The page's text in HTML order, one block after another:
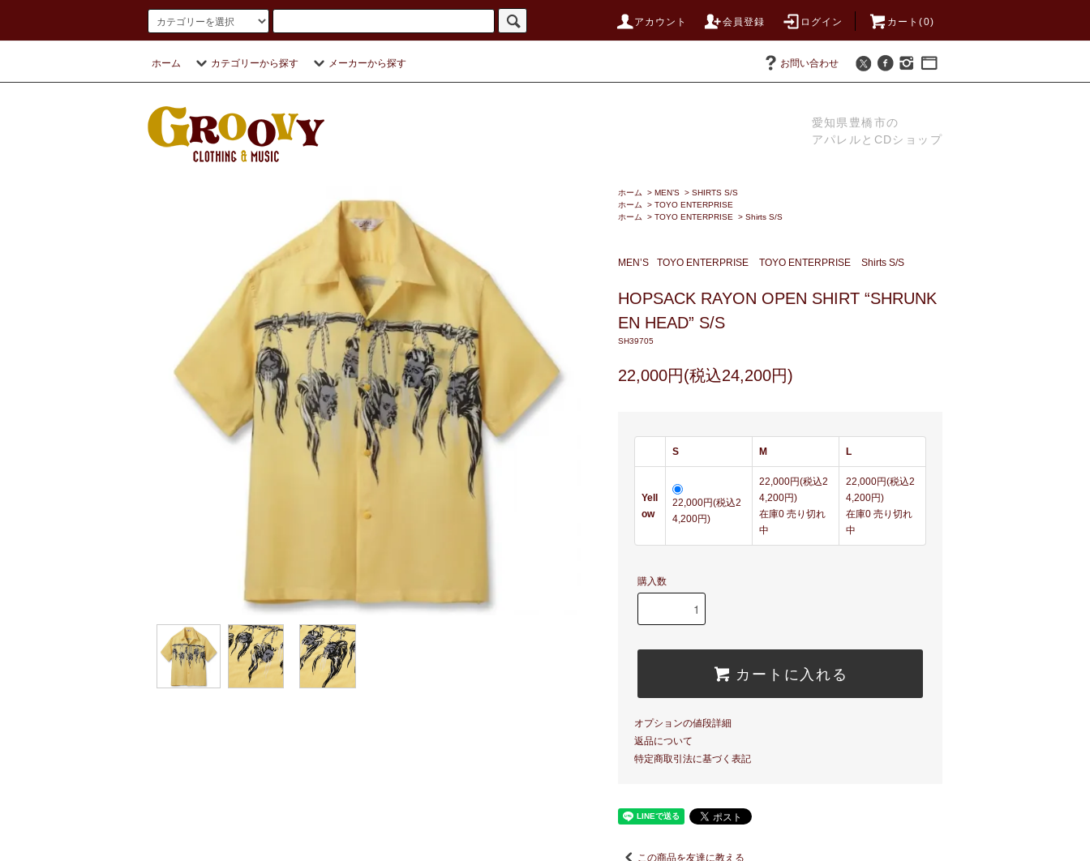
アカウント 会員登録 ログイン カート(0)
ホーム カテゴリーから探す メーカーから探す お問い合わせ
愛知県豊橋市の
アパレルとCDショップ
ホーム > MEN’S > SHIRTS S/S
ホーム
> TOYO ENTERPRISE
ホーム
> TOYO ENTERPRISE > Shirts S/S
MEN’S TOYO ENTERPRISE TOYO ENTERPRISE Shirts S/S
HOPSACK RAYON OPEN SHIRT “SHRUNK
EN HEAD” S/S
SH39705
22,000円(税込24,200円)
S M L
Yell
ow
22,000円(税込2
4,200円)
22,000円(税込2
4,200円)
在庫0 売り切れ
中
22,000円(税込2
4,200円)
在庫0 売り切れ
中
購入数
カートに入れる
オプションの値段詳細
返品について
特定商取引法に基づく表記
この商品を友達に教える